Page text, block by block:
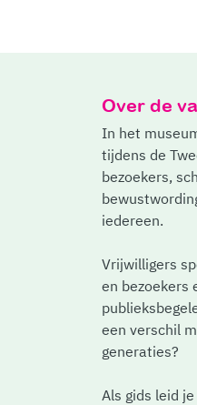
Over de
In het
tijdens de
bezoekers,
iedereen.
Vrijwilligers
en bezoekers
een verschil
generaties?
Als gids leid